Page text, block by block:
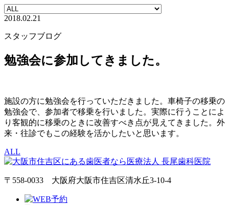
2018.02.21
スタッフブログ
勉強会に参加してきました。
施設の方に勉強会を行っていただきました。車椅子の移乗の
勉強会で、参加者で移乗を行いました。実際に行うことによ
り客観的に移乗のときに改善すべき点が見えてきました。外
来・往診でもこの経験を活かしたいと思います。
ALL
〒558-0033 大阪府大阪市住吉区清水丘3-10-4